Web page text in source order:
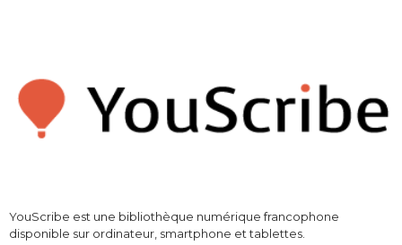
YouScribe est une bibliothèque numérique francophone
disponible sur ordinateur, smartphone et tablettes.